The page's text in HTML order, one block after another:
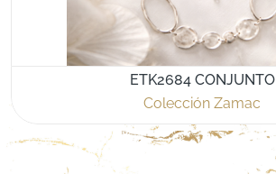
ETK2684 CONJUNTO
Colección Zamac